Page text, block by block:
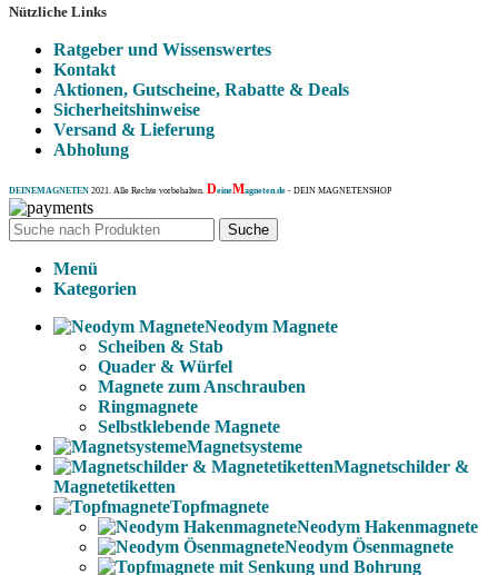
Nützliche Links
Ratgeber und Wissenswertes
Kontakt
Aktionen, Gutscheine, Rabatte & Deals
Sicherheitshinweise
Versand & Lieferung
Abholung
DEINEMAGNETEN 2021. Alle Rechte vorbehalten. DeineMagneten.de - DEIN MAGNETENSHOP
Suche
Menü
Kategorien
Neodym Magnete
Scheiben & Stab
Quader & Würfel
Magnete zum Anschrauben
Ringmagnete
Selbstklebende Magnete
Magnetsysteme
Magnetschilder &
Magnetetiketten
Topfmagnete
Neodym Hakenmagnete
Neodym Ösenmagnete